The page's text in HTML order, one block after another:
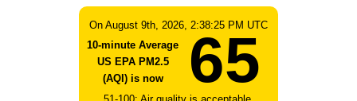
On August 9th, 2026, 2:38:25 PM UTC
10-minute Average
US EPA PM2.5
(AQI) is now
65